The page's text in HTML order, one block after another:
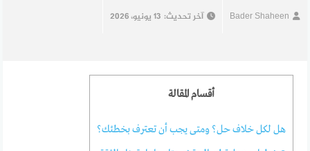
Bader Shaheen آخر تحديث: 13 يونيو، 2026
أقسام المقالة
هل لكل خلاف حل؟ ومتى يجب أن تعترف بخطئك؟